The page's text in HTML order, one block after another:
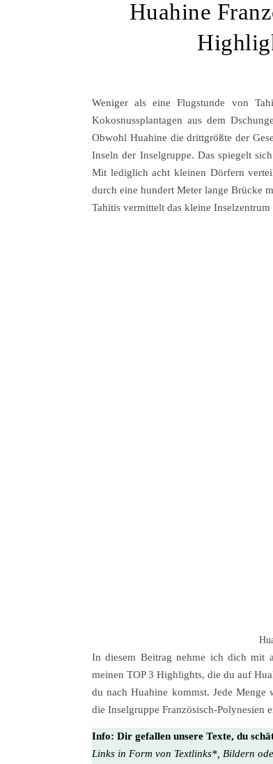
Huahine
Weniger als eine Flugstunde von
Kokosnussplantagen aus dem
Obwohl Huahine die drittgrößte der
Inseln der Inselgruppe. Das spiegelt
Mit lediglich acht kleinen Dörfern
durch eine hundert Meter lange Brücke
Tahitis vermittelt das kleine
In diesem Beitrag nehme ich dich mit
meinen TOP 3 Highlights, die du auf
du nach Huahine kommst. Jede Menge
die Inselgruppe Französisch-Polynesien
Info: Dir gefallen unsere Texte, du
Links in Form von Textlinks*, Bildern